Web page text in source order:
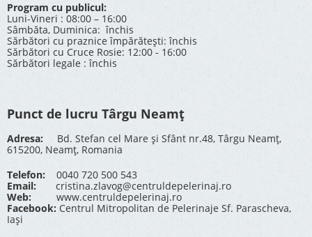
Program cu publicul:
Luni-Vineri : 08:00 – 16:00
Sâmbăta, Duminica: închis
Sărbători cu praznice împărătești: închis
Sărbători cu Cruce Rosie: 12:00 - 16:00
Sărbători legale : închis
Punct de lucru Târgu Neamț
Adresa: Bd. Stefan cel Mare și Sfânt nr.48, Târgu Neamț,
615200, Neamț, Romania
Telefon: 0040 720 500 543
Email:
cristina.zlavog@centruldepelerinaj.ro
Web:
www.centruldepelerinaj.ro
Facebook: Centrul Mitropolitan de Pelerinaje Sf. Parascheva,
Iași